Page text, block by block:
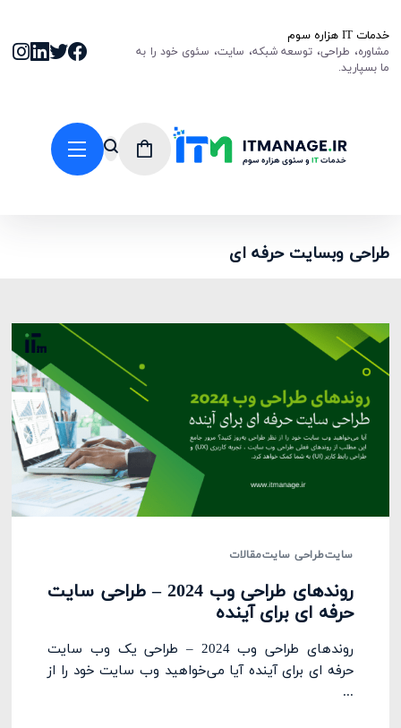
خدمات IT هزاره سوم
مشاوره، طراحی، توسعه شبکه، سایت، سئوی خود را به
ما بسپارید.
طراحی وبسایت حرفه ای
سایتطراحی سایتمقالات
روند‌های طراحی وب 2024 – طراحی سایت
حرفه ای برای آینده
روند‌های طراحی وب 2024 – طراحی یک وب سایت
حرفه ای برای آینده آیا می‌خواهید وب‌ سایت خود را از
...